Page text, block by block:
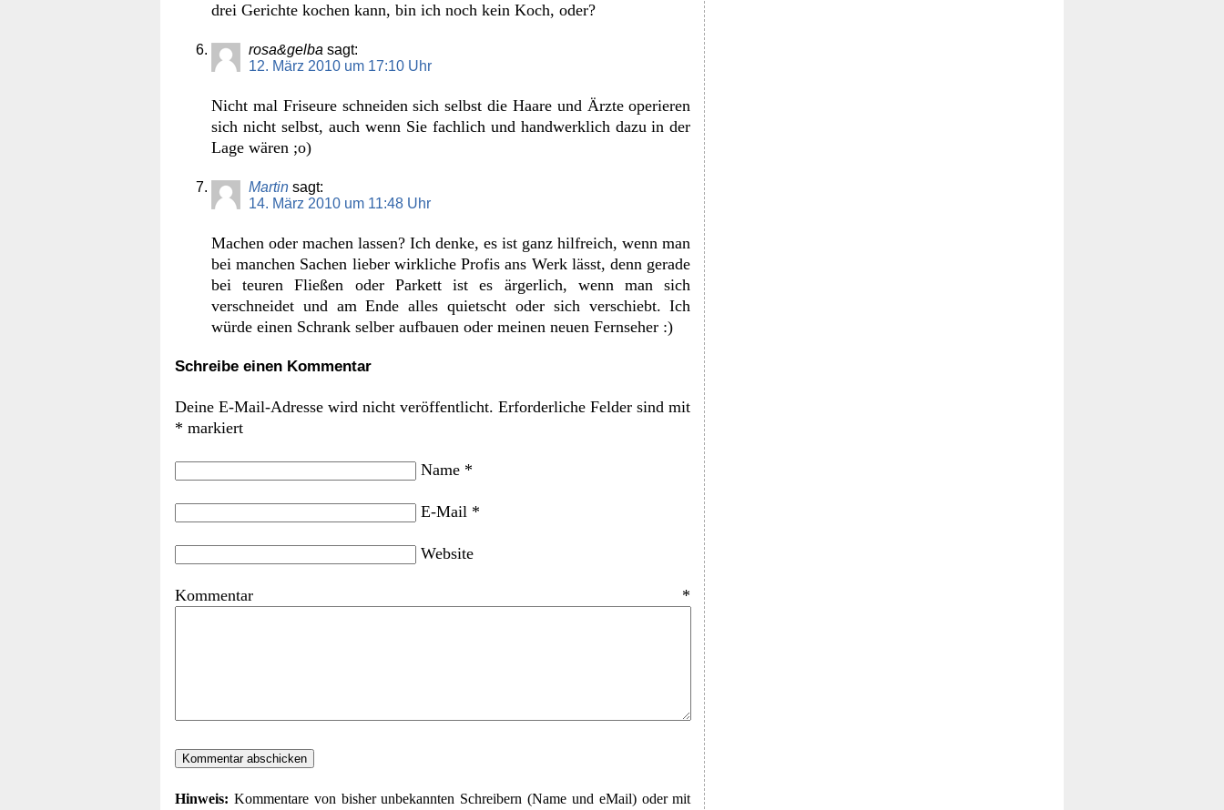
drei Gerichte kochen kann, bin ich noch kein Koch, oder?
rosa&gelba sagt:
12. März 2010 um 17:10 Uhr
Nicht mal Friseure schneiden sich selbst die Haare und Ärzte operieren
sich nicht selbst, auch wenn Sie fachlich und handwerklich dazu in der
Lage wären ;o)
Martin sagt:
14. März 2010 um 11:48 Uhr
Machen oder machen lassen? Ich denke, es ist ganz hilfreich, wenn man
bei manchen Sachen lieber wirkliche Profis ans Werk lässt, denn gerade
bei teuren Fließen oder Parkett ist es ärgerlich, wenn man sich
verschneidet und am Ende alles quietscht oder sich verschiebt. Ich
würde einen Schrank selber aufbauen oder meinen neuen Fernseher :)
Schreibe einen Kommentar
Deine E-Mail-Adresse wird nicht veröffentlicht. Erforderliche Felder sind mit
* markiert
Name *
E-Mail *
Website
Kommentar *
Hinweis: Kommentare von bisher unbekannten Schreibern (Name und eMail) oder mit